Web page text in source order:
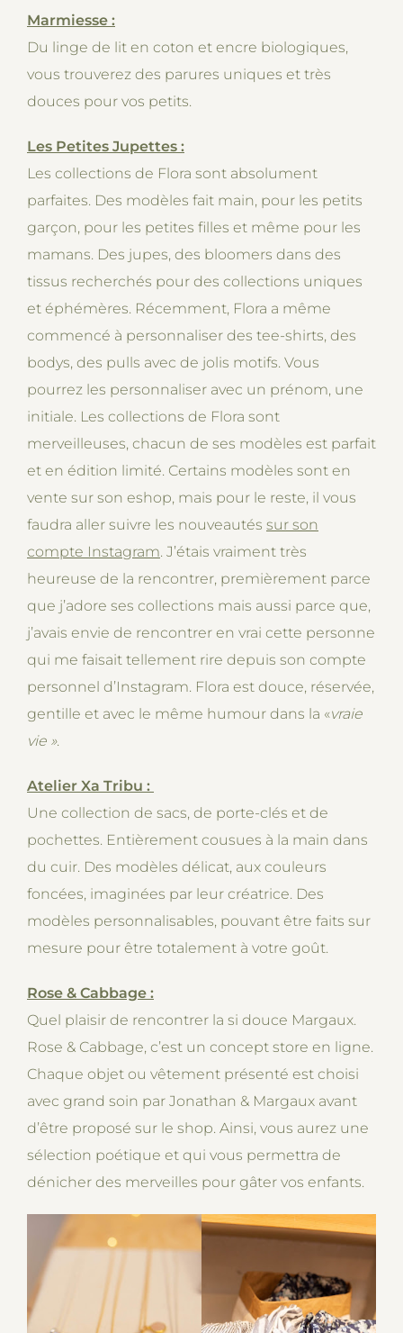
Marmiesse :
Du linge de lit en coton et encre biologiques,
vous trouverez des parures uniques et très
douces pour vos petits.
Les Petites Jupettes :
Les collections de Flora sont absolument
parfaites. Des modèles fait main, pour les petits
garçon, pour les petites filles et même pour les
mamans. Des jupes, des bloomers dans des
tissus recherchés pour des collections uniques
et éphémères. Récemment, Flora a même
commencé à personnaliser des tee-shirts, des
bodys, des pulls avec de jolis motifs. Vous
pourrez les personnaliser avec un prénom, une
initiale. Les collections de Flora sont
merveilleuses, chacun de ses modèles est parfait
et en édition limité. Certains modèles sont en
vente sur son eshop, mais pour le reste, il vous
faudra aller suivre les nouveautés sur son
compte Instagram. J’étais vraiment très
heureuse de la rencontrer, premièrement parce
que j’adore ses collections mais aussi parce que,
j’avais envie de rencontrer en vrai cette personne
qui me faisait tellement rire depuis son compte
personnel d’Instagram. Flora est douce, réservée,
gentille et avec le même humour dans la «vraie
vie ».
Atelier Xa Tribu :
Une collection de sacs, de porte-clés et de
pochettes. Entièrement cousues à la main dans
du cuir. Des modèles délicat, aux couleurs
foncées, imaginées par leur créatrice. Des
modèles personnalisables, pouvant être faits sur
mesure pour être totalement à votre goût.
Rose & Cabbage :
Quel plaisir de rencontrer la si douce Margaux.
Rose & Cabbage, c’est un concept store en ligne.
Chaque objet ou vêtement présenté est choisi
avec grand soin par Jonathan & Margaux avant
d’être proposé sur le shop. Ainsi, vous aurez une
sélection poétique et qui vous permettra de
dénicher des merveilles pour gâter vos enfants.